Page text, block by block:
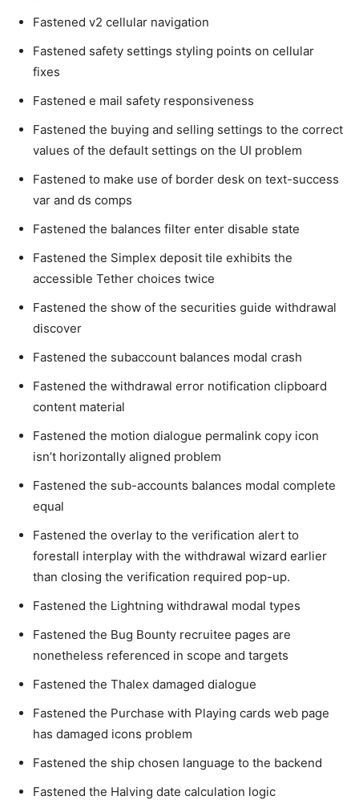
Fastened v2 cellular navigation
Fastened safety settings styling points on cellular
fixes
Fastened e mail safety responsiveness
Fastened the buying and selling settings to the correct
values of the default settings on the UI problem
Fastened to make use of border desk on text-success
var and ds comps
Fastened the balances filter enter disable state
Fastened the Simplex deposit tile exhibits the
accessible Tether choices twice
Fastened the show of the securities guide withdrawal
discover
Fastened the subaccount balances modal crash
Fastened the withdrawal error notification clipboard
content material
Fastened the motion dialogue permalink copy icon
isn’t horizontally aligned problem
Fastened the sub-accounts balances modal complete
equal
Fastened the overlay to the verification alert to
forestall interplay with the withdrawal wizard earlier
than closing the verification required pop-up.
Fastened the Lightning withdrawal modal types
Fastened the Bug Bounty recruitee pages are
nonetheless referenced in scope and targets
Fastened the Thalex damaged dialogue
Fastened the Purchase with Playing cards web page
has damaged icons problem
Fastened the ship chosen language to the backend
Fastened the Halving date calculation logic